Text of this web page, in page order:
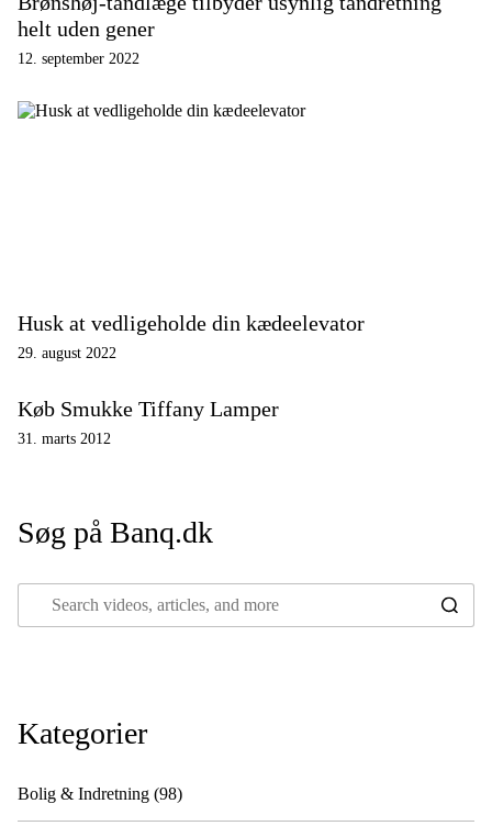
helt uden gener
12. september 2022
Husk at vedligeholde din kædeelevator
29. august 2022
Køb Smukke Tiffany Lamper
31. marts 2012
Søg på Banq.dk
Kategorier
Bolig & Indretning (98)